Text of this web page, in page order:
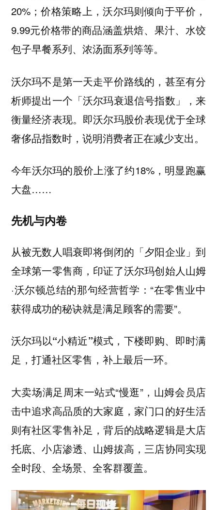
20%；价格策略上，沃尔玛则倾向于平价，
9.99元价格带的商品涵盖烘焙、果汁、水饺
包子早餐系列、浓汤面系列等等。
沃尔玛不是第一天走平价路线的，甚至有分
析师提出一个「沃尔玛衰退信号指数」，来
衡量经济表现。即沃尔玛股价表现优于全球
奢侈品指数时，说明消费者正在减少支出。
今年沃尔玛的股价上涨了约18%，明显跑赢
大盘……
先机与内卷
从被无数人唱衰即将倒闭的「夕阳企业」到
全球第一零售商，印证了沃尔玛创始人山姆
·沃尔顿总结的那句经营哲学：“在零售业中
获得成功的秘诀就是满足顾客的需要”。
沃尔玛以“小精近”模式，下楼即购、即时满
足，打通社区零售，补上最后一环。
大卖场满足周末一站式“慢逛”，山姆会员店
击中追求高品质的大家庭，家门口的好生活
则有社区零售补足，背后的战略逻辑是大店
托底、小店渗透、山姆拔高，三店协同实现
全时段、全场景、全客群覆盖。